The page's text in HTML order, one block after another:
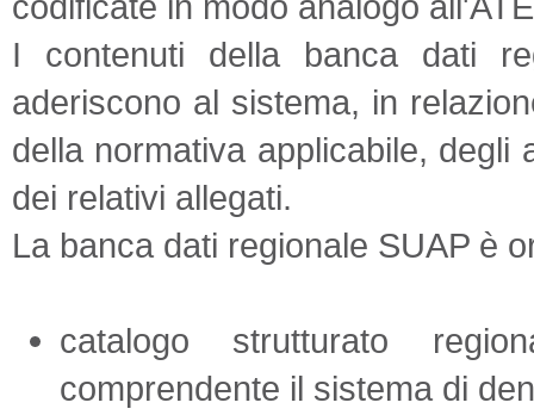
I contenuti della banca dati
aderiscono al sistema, in
della normativa applicabile, degli
dei relativi allegati.
La banca dati regionale SUAP è
catalogo strutturato
comprendente il sistema di